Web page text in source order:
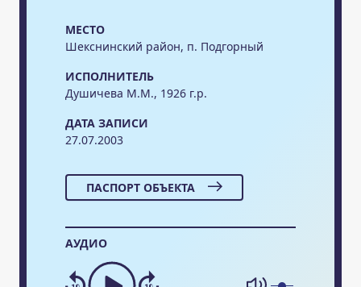
МЕСТО
Шекснинский район, п. Подгорный
ИСПОЛНИТЕЛЬ
Душичева М.М., 1926 г.р.
ДАТА ЗАПИСИ
27.07.2003
ПАСПОРТ ОБЪЕКТА
АУДИО